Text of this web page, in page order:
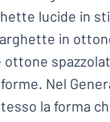
lucide in
in
Nel
la forma